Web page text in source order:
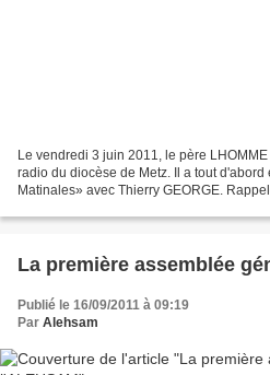
Le vendredi 3 juin 2011, le père
radio du diocèse de Metz. Il a tout
Matinales» avec Thierry GEORGE.
La première assemblée
Publié le 16/09/2011 à 09:19
Par Alehsam